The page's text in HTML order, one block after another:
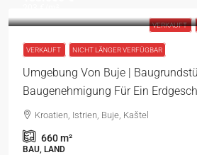
VERKAUFT
VERKAUFT NICHT LÄNGER VERFÜGBAR
Umgebung Von Buje |
Baugenehmigung Für Ein
Kroatien, Istrien, Buje, Kaštel
660m²
BAU, LAND